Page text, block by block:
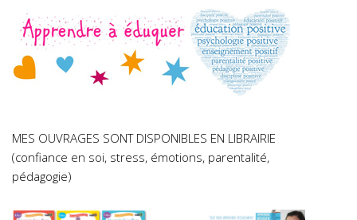
MES OUVRAGES SONT DISPONIBLES EN LIBRAIRIE
(confiance en soi, stress, émotions, parentalité,
pédagogie)